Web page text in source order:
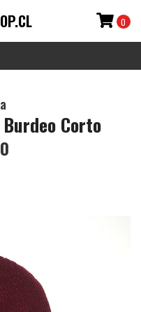
0
Corto